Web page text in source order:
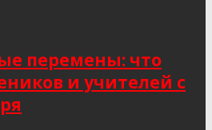
перемены: что
и учителей с